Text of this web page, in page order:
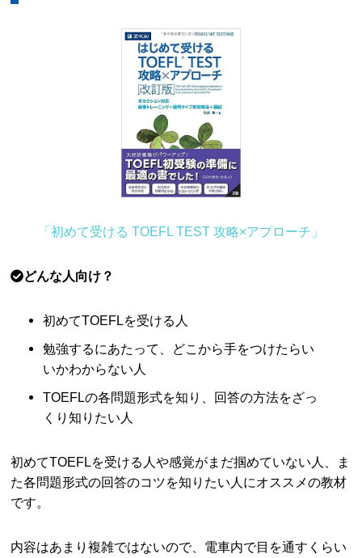
「初めて受ける TOEFL TEST 攻略×アプローチ」
どんな人向け？
初めてTOEFLを受ける人
勉強するにあたって、どこから手をつけたらい
いかわからない人
TOEFLの各問題形式を知り、回答の方法をざっ
くり知りたい人
初めてTOEFLを受ける人や感覚がまだ掴めていない人、ま
た各問題形式の回答のコツを知りたい人にオススメの教材
です。
内容はあまり複雑ではないので、電車内で目を通すくらい